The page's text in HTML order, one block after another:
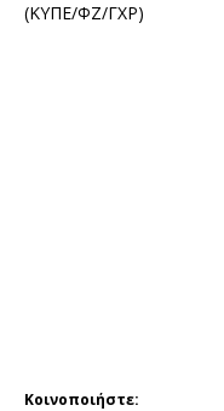
(ΚΥΠΕ/ΦΖ/ΓΧΡ)
Κοινοποιήστε: